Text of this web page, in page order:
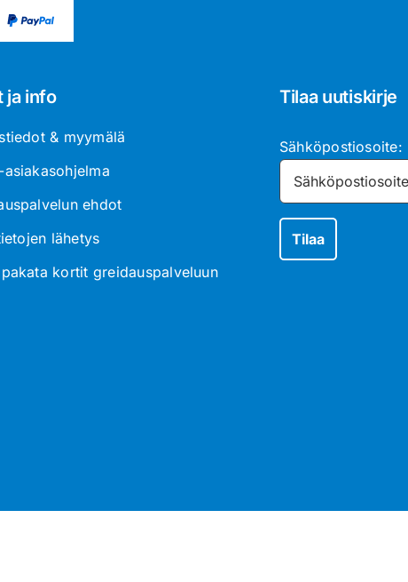
ja info
& myymälä
asiakasohjelma
ehdot
lähetys
kortit greidauspalveluun
Tilaa uutiskirje
Sähköpostiosoite: